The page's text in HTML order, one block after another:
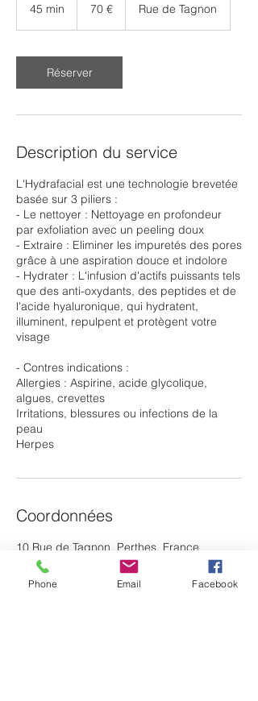
45 min
i
n
70 € Rue de Tagnon
Réserver
Description du service
L'Hydrafacial est une technologie brevetée
basée sur 3 piliers :
- Le nettoyer : Nettoyage en profondeur
par exfoliation avec un peeling doux
- Extraire : Eliminer les impuretés des pores
grâce à une aspiration douce et indolore
- Hydrater : L'infusion d'actifs puissants tels
que des anti-oxydants, des peptides et de
l'acide hyaluronique, qui hydratent,
illuminent, repulpent et protègent votre
visage
- Contres indications :
Allergies : Aspirine, acide glycolique,
algues, crevettes
Irritations, blessures ou infections de la
peau
Herpes
Coordonnées
10 Rue de Tagnon, Perthes, France
0669710319
lecomptoirdubienetrerethel08@hotmail.com
Phone Email Facebook